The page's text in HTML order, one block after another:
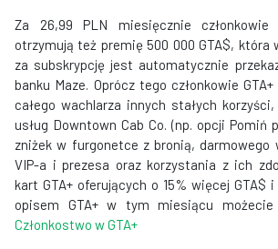
Za 26,99 PLN miesięcznie
otrzymują też premię 500 000 GTA$, która
za subskrypcję jest automatycznie
banku Maze. Oprócz tego członkowie
całego wachlarza innych stałych
usług Downtown Cab Co. (np. opcji Pomiń
zniżek w furgonetce z bronią, darmowego
VIP-a i prezesa oraz korzystania z ich
kart GTA+ oferujących o 15% więcej GTA$
opisem GTA+ w tym miesiącu
Członkostwo w GTA+